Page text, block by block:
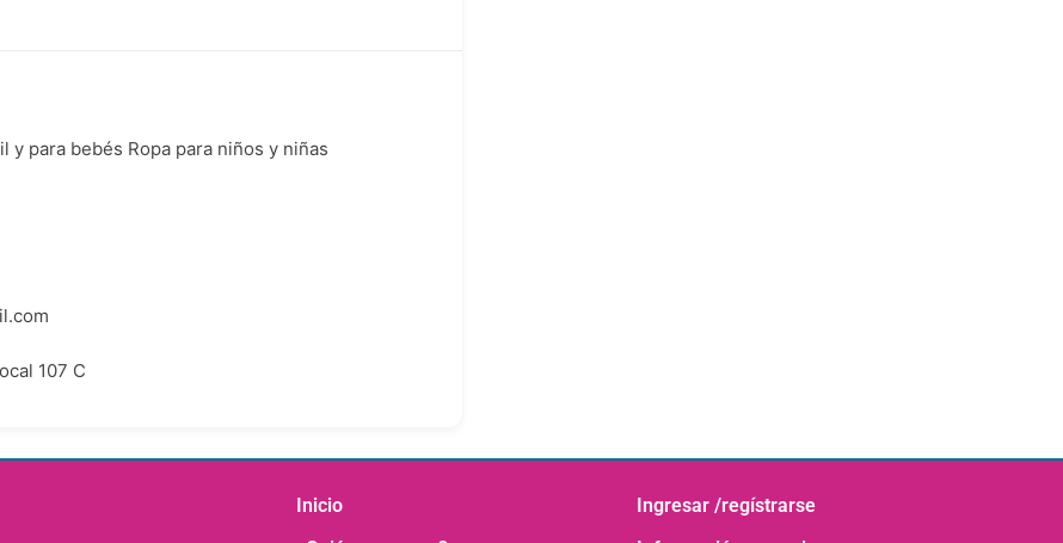
y para bebés Ropa para niños y niñas
107 C
Inicio
Ingresar /regístrarse